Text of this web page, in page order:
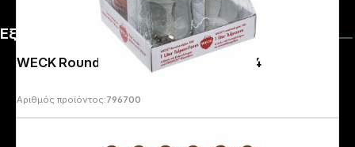
WECK Round Rim Jar Tulip 1,0l Set of 4
Αριθμός προϊόντος:796700
Εξυπηρέτηση